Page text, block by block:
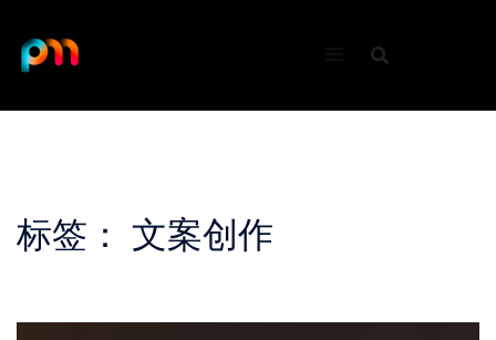
content
标签： 文案创作